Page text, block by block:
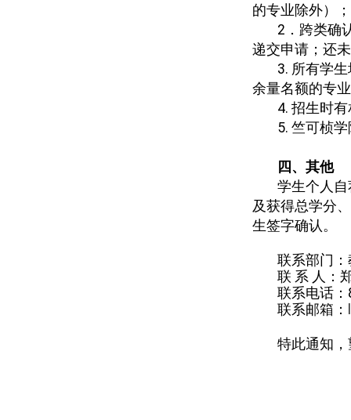
的专业除外）
2 ．跨类确
递交申请；还
3. 所有学
余量名额的专
4. 招生时
5. 竺可桢
四、其他
学生个人
及获得总学分
生签字确认。
联系部门
联 系 人：
联系电话：
联系邮箱：
特此通知